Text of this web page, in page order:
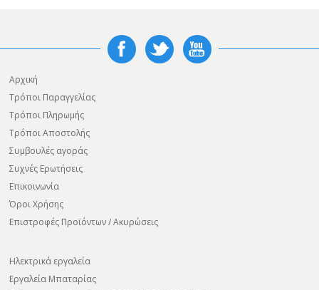
Αρχική
Τρόποι Παραγγελίας
Τρόποι Πληρωμής
Τρόποι Αποστολής
Συμβουλές αγοράς
Συχνές Ερωτήσεις
Επικοινωνία
Όροι Χρήσης
Επιστροφές Προϊόντων / Ακυρώσεις
Ηλεκτρικά εργαλεία
Εργαλεία Μπαταρίας